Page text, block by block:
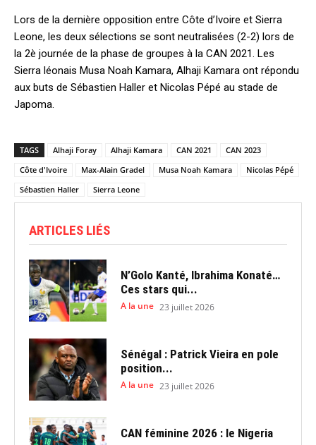
Lors de la dernière opposition entre Côte d’Ivoire et Sierra
Leone, les deux sélections se sont neutralisées (2-2) lors de
la 2è journée de la phase de groupes à la CAN 2021. Les
Sierra léonais Musa Noah Kamara, Alhaji Kamara ont répondu
aux buts de Sébastien Haller et Nicolas Pépé au stade de
Japoma.
TAGS Alhaji Foray Alhaji Kamara CAN 2021
CAN 2023
Côte d'Ivoire
Max-Alain Gradel Musa Noah Kamara
Nicolas Pépé
Sébastien Haller
Sierra Leone
ARTICLES LIÉS
N’Golo Kanté, Ibrahima Konaté…
Ces stars qui...
A la une 23 juillet 2026
Sénégal : Patrick Vieira en pole
position...
A la une 23 juillet 2026
CAN féminine 2026 : le Nigeria